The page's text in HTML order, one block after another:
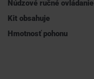
Núdzové ručné ovládanie
Kit obsahuje
Hmotnosť pohonu